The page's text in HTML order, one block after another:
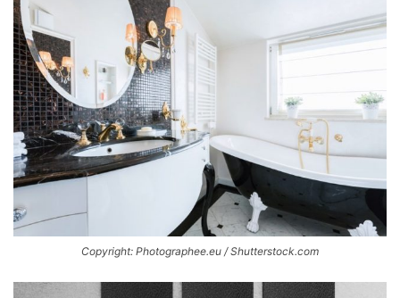
Copyright: Photographee.eu / Shutterstock.com